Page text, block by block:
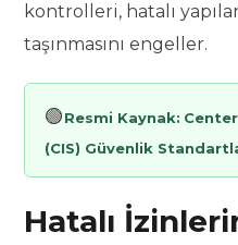
kontrolleri, hatalı
taşınmasını engeller.
🟢Resmi Kaynak:
(CIS) Güvenlik
Hatalı